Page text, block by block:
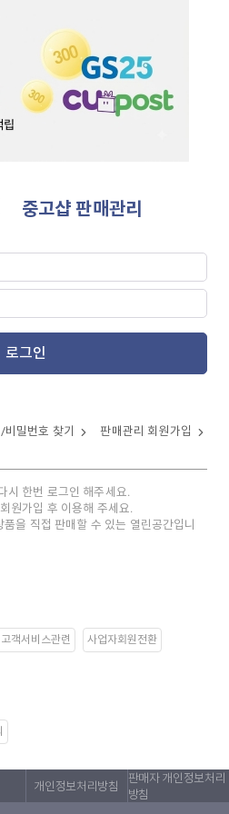
중고샵 판매관리
로그인
비밀번호 찾기 판매관리 회원가입
시 한번 로그인 해주세요.
원가입 후 이용해 주세요.
을 직접 판매할 수 있는 열린공간입니
고객서비스관련 사업자회원전환
개인정보처리방침
판매자 개인정보처리
방침